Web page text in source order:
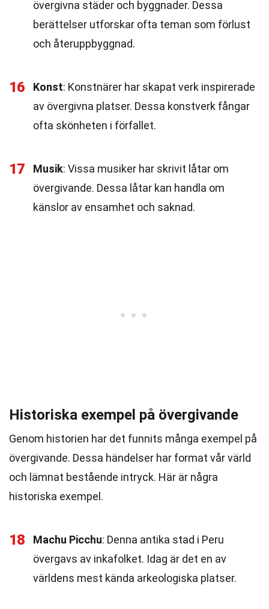
övergivna städer och byggnader. Dessa
berättelser utforskar ofta teman som förlust
och återuppbyggnad.
16 Konst: Konstnärer har skapat verk inspirerade
av övergivna platser. Dessa konstverk fångar
ofta skönheten i förfallet.
17 Musik: Vissa musiker har skrivit låtar om
övergivande. Dessa låtar kan handla om
känslor av ensamhet och saknad.
Historiska exempel på övergivande
Genom historien har det funnits många exempel på
övergivande. Dessa händelser har format vår värld
och lämnat bestående intryck. Här är några
historiska exempel.
18 Machu Picchu: Denna antika stad i Peru
övergavs av inkafolket. Idag är det en av
världens mest kända arkeologiska platser.